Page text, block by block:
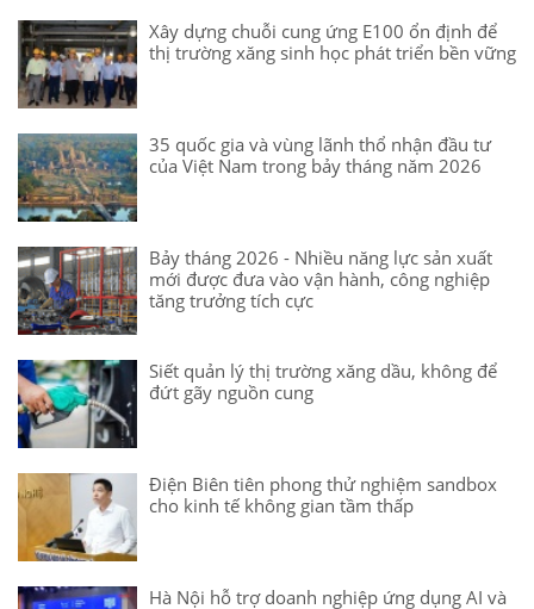
Xây dựng chuỗi cung ứng E100 ổn định để
thị trường xăng sinh học phát triển bền vững
35 quốc gia và vùng lãnh thổ nhận đầu tư
của Việt Nam trong bảy tháng năm 2026
Bảy tháng 2026 - Nhiều năng lực sản xuất
mới được đưa vào vận hành, công nghiệp
tăng trưởng tích cực
Siết quản lý thị trường xăng dầu, không để
đứt gãy nguồn cung
Điện Biên tiên phong thử nghiệm sandbox
cho kinh tế không gian tầm thấp
Hà Nội hỗ trợ doanh nghiệp ứng dụng AI và